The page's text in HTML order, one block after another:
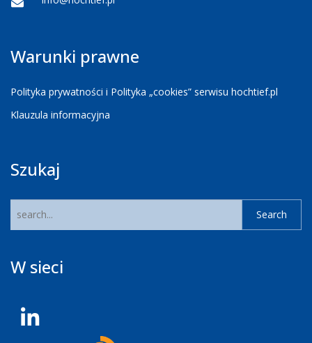
Warunki prawne
Polityka prywatności i Polityka „cookies” serwisu hochtief.pl
Klauzula informacyjna
Szukaj
W sieci